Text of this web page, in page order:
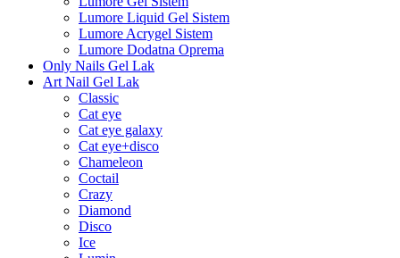
Lumore Liquid Gel Sistem
Lumore Acrygel Sistem
Lumore Dodatna Oprema
Only Nails Gel Lak
Art Nail Gel Lak
Classic
Cat eye
Cat eye galaxy
Cat eye+disco
Chameleon
Coctail
Crazy
Diamond
Disco
Ice